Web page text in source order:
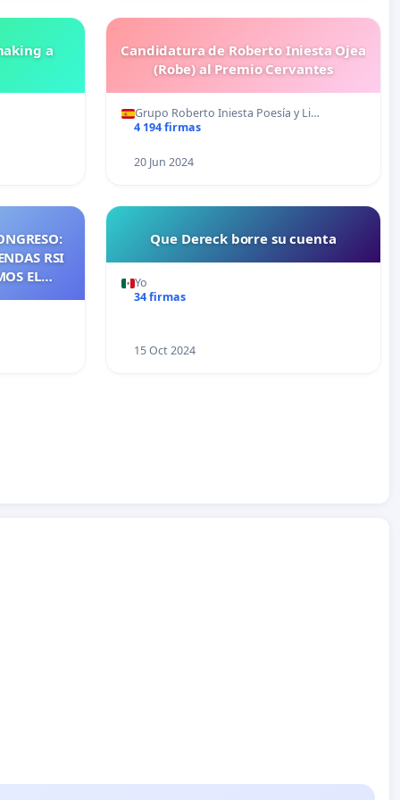
a
Candidatura de Roberto Iniesta Ojea
(Robe) al Premio Cervantes
Grupo Roberto Iniesta Poesía y Li…
4 194 firmas
20 Jun 2024
RSI
EL
DE
DE QUE
Que Dereck borre su cuenta
Yo
34 firmas
15 Oct 2024